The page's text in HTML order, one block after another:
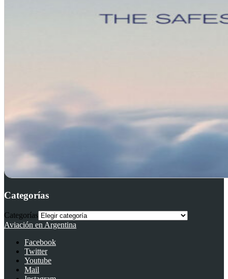
Categorías
Categorías
Aviación en Argentina
Facebook
Twitter
Youtube
Mail